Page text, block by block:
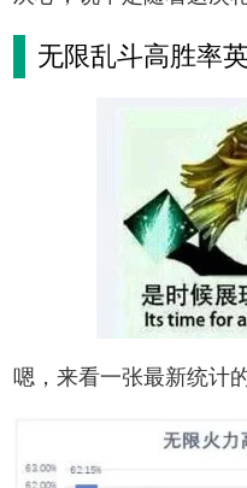
无限乱斗高胜率
嗯，来看一张最新统计